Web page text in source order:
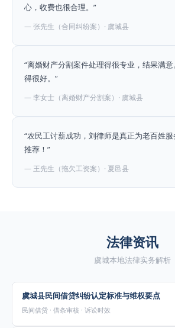
心，收费也很合理。”
— 张先生（合同纠纷案）· 虞城县
“离婚财产分割案件处理得很专业，结果满
得很好。”
— 李女士（离婚财产分割案）· 虞城县
“农民工讨薪成功，刘律师是真正为老百姓
推荐！”
— 王先生（拖欠工资案）· 夏邑县
法律资讯
虞城本地法律实务解析
虞城县民间借贷纠纷认定标准与维权要点
民间借贷 · 借条审核 · 诉讼时效